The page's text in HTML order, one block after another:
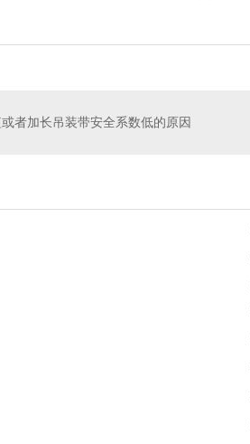
者加长吊装带安全系数低的原因